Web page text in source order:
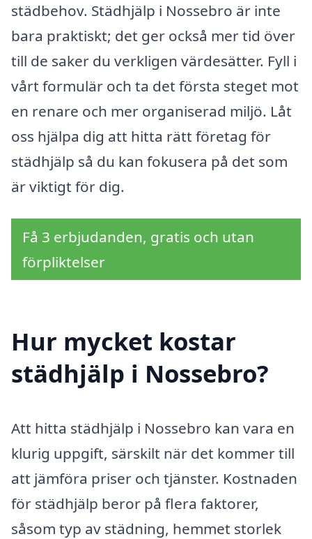
städbehov. Städhjälp i Nossebro är inte
bara praktiskt; det ger också mer tid över
till de saker du verkligen värdesätter. Fyll i
vårt formulär och ta det första steget mot
en renare och mer organiserad miljö. Låt
oss hjälpa dig att hitta rätt företag för
städhjälp så du kan fokusera på det som
är viktigt för dig.
Få 3 erbjudanden, gratis och utan
förpliktelser
Hur mycket kostar
städhjälp i Nossebro?
Att hitta städhjälp i Nossebro kan vara en
klurig uppgift, särskilt när det kommer till
att jämföra priser och tjänster. Kostnaden
för städhjälp beror på flera faktorer,
såsom typ av städning, hemmet storlek